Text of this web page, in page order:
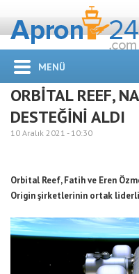
MENÜ
ORBİTAL REEF,
DESTEĞİNİ ALDI
10 Aralık 2021 - 10:30
Orbital Reef, Fatih ve Eren
Origin şirketlerinin ortak